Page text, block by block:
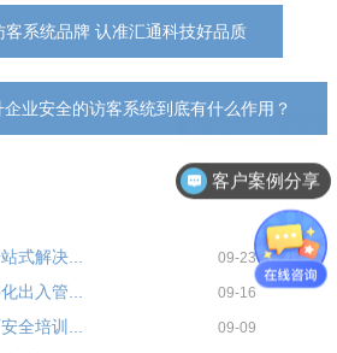
系统品牌 认准汇通科技好品质
业安全的访客系统到底有什么作用？
式解决... 09-23
出入管... 09-16
全培训... 09-09
客户案例分享